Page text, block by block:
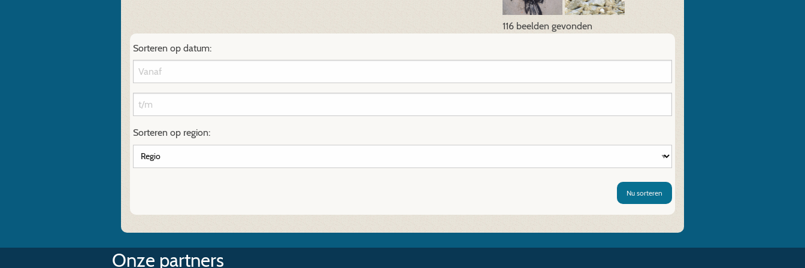
116 beelden gevonden
Sorteren op datum:
Sorteren op region:
Nu sorteren
Onze partners